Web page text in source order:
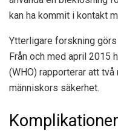
kan ha kommit i kontakt
Ytterligare forskning
Från och med april 2015
(WHO) rapporterar att
människors säkerhet.
Komplikationer